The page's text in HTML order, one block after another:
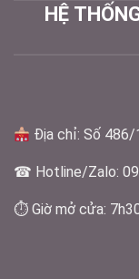
HỆ
Địa chỉ: Số 486/
☎ Hotline/Zalo:
⏱ Giờ mở cửa: